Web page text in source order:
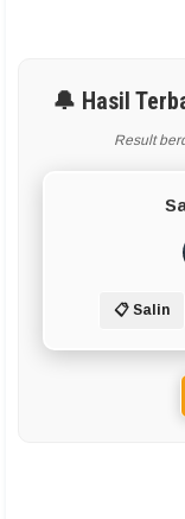
🔔 Hasil
Result
📋 Salin